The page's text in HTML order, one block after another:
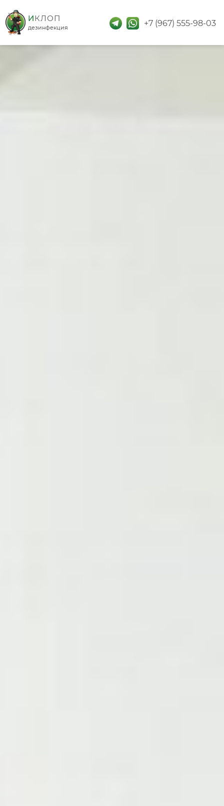
дезинфекция